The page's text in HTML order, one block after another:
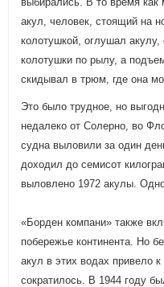
акул, человек, стоящий на
колотушкой, оглушал
колотушки по рылу, а
скидывал в трюм, где она
Это было трудное, но
недалеко от Солерно, во
судна выловили за один
доходил до семисот
выловлено 1972 акулы.
«Борден компани» также
побережье континента. Но
акул в этих водах привело
сократилось. В 1944 году